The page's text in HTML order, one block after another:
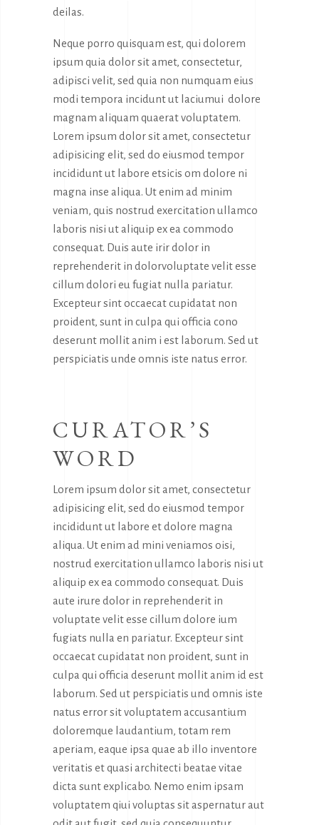
deilas.
Neque porro quisquam est, qui dolorem
ipsum quia dolor sit amet, consectetur,
adipisci velit, sed quia non numquam eius
modi tempora incidunt ut laciumui dolore
magnam aliquam quaerat voluptatem.
Lorem ipsum dolor sit amet, consectetur
adipisicing elit, sed do eiusmod tempor
incididunt ut labore etsicis om dolore ni
magna inse aliqua. Ut enim ad minim
veniam, quis nostrud exercitation ullamco
laboris nisi ut aliquip ex ea commodo
consequat. Duis aute irir dolor in
reprehenderit in dolorvoluptate velit esse
cillum dolori eu fugiat nulla pariatur.
Excepteur sint occaecat cupidatat non
proident, sunt in culpa qui officia cono
deserunt mollit anim i est laborum. Sed ut
perspiciatis unde omnis iste natus error.
CURATOR’S
WORD
Lorem ipsum dolor sit amet, consectetur
adipisicing elit, sed do eiusmod tempor
incididunt ut labore et dolore magna
aliqua. Ut enim ad mini veniamos oisi,
nostrud exercitation ullamco laboris nisi ut
aliquip ex ea commodo consequat. Duis
aute irure dolor in reprehenderit in
voluptate velit esse cillum dolore ium
fugiats nulla en pariatur. Excepteur sint
occaecat cupidatat non proident, sunt in
culpa qui officia deserunt mollit anim id est
laborum. Sed ut perspiciatis und omnis iste
natus error sit voluptatem accusantium
doloremque laudantium, totam rem
aperiam, eaque ipsa quae ab illo inventore
veritatis et quasi architecti beatae vitae
dicta sunt explicabo. Nemo enim ipsam
voluptatem qiui voluptas sit aspernatur aut